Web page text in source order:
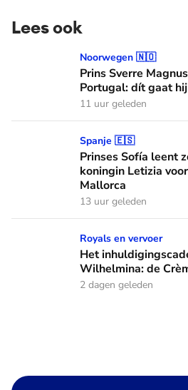
Lees ook
Prins Sverre Magnus gaat
Noorwegen 🇳🇴
Prins Sverre
Portugal: dít gaat
11 uur geleden
Prinses Sofía leent zomerse jurk
Spanje 🇪🇸
Prinses Sofía leent
koningin Letizia
Mallorca
13 uur geleden
Het inhuldigingscadeau van
Royals en vervoer
Het
Wilhelmina: de
2 dagen geleden